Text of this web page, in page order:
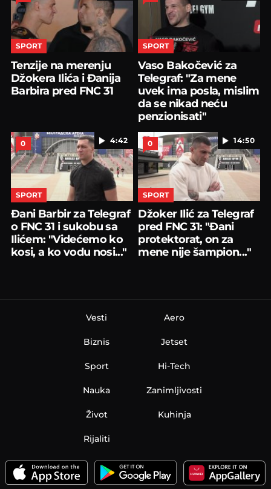
SPORT
Tenzije na merenju
Džokera Ilića i Đanija
Barbira pred FNC 31
SPORT
Vaso Bakočević za
Telegraf: "Za mene
uvek ima posla, mislim
da se nikad neću
penzionisati"
4:42
0
SPORT
Đani Barbir za Telegraf
o FNC 31 i sukobu sa
Ilićem: "Videćemo ko
kosi, a ko vodu nosi..."
14:50
0
SPORT
Džoker Ilić za Telegraf
pred FNC 31: "Đani
protektorat, on za
mene nije šampion..."
Vesti
Biznis
Sport
Nauka
Aero
Jetset
Hi-Tech
Zanimljivosti
Život Kuhinja
Rijaliti